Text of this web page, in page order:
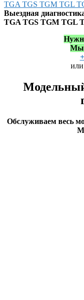
Выездная
TGA TGS TGM TGL
Мы
Обслуживаем весь